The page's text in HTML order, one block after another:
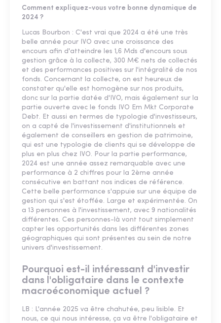
Comment expliquez-vous votre bonne dynamique de
2024 ?
Lucas Bourbon : C'est vrai que 2024 a été une très
belle année pour IVO avec une croissance des
encours afin d'atteindre les 1,6 Mds d'encours sous
gestion grâce à la collecte, 300 M€ nets de collectés
et des performances positives sur l'intégralité de nos
fonds. Concernant la collecte, on est heureux de
constater qu'elle est homogène sur nos produits,
donc sur la partie datée d'IVO, mais également sur la
partie ouverte avec le fonds IVO Em Mkt Corporate
Debt. Et aussi en termes de typologie d'investisseurs,
on a capté de l'investissement d'institutionnels et
également de conseillers en gestion de patrimoine,
qui est une typologie de clients qui se développe de
plus en plus chez IVO. Pour la partie performance,
2024 est une année assez remarquable avec une
performance à 2 chiffres pour la 2ème année
consécutive en battant nos indices de référence.
Cette belle performance s'appuie sur une équipe de
gestion qui s'est étoffée. Large et expérimentée. On
a 13 personnes à l'investissement, avec 9 nationalités
différentes. Ces personnes-là vont tout simplement
capter les opportunités dans les différentes zones
géographiques qui sont présentes au sein de notre
univers d'investissement.
Pourquoi est-il intéressant d'investir
dans l'obligataire dans le contexte
macroéconomique actuel ?
LB : L'année 2025 va être chahutée, peu lisible. Et
nous, ce qui nous intéresse, ça va être l'obligataire et